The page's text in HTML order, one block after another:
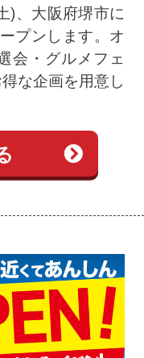
)、大阪府堺市に
プンします。オ
会・グルメフェ
な企画を用意し